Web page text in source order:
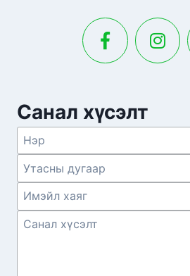
Санал хүсэлт